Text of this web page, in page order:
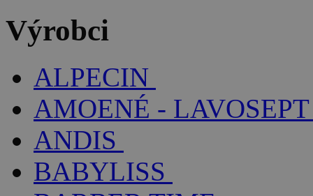
Výrobci
ALPECIN
AMOENÉ - LAVOSEPT
ANDIS
BABYLISS